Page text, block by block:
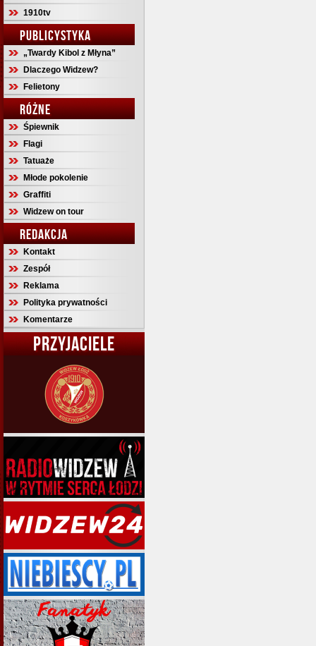
1910tv
PUBLICYSTYKA
„Twardy Kibol z Młyna”
Dlaczego Widzew?
Felietony
RÓŻNE
Śpiewnik
Flagi
Tatuaże
Młode pokolenie
Graffiti
Widzew on tour
REDAKCJA
Kontakt
Zespół
Reklama
Polityka prywatności
Komentarze
PRZYJACIELE